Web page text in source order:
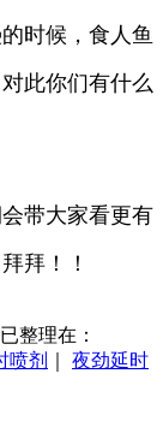
时候，食人鱼
此你们有什么
带大家看更有
拜！！
整理在：
喷剂
夜劲延时